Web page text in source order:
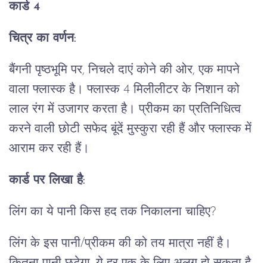
कार्ड 4
चित्र का वर्णन:
बैंगनी पृष्ठभूमि पर, निचले दाएं कोने की ओर, एक मापने
वाला फ्लास्क है। फ्लास्क 4 मिलीलीटर के निशान को
लाल रंग में उजागर करता है। प्रीकम का प्रतिनिधित्व
करने वाली छोटी सफेद बूंदें मुस्कुरा रही हैं और फ्लास्क में
आराम कर रही हैं।
कार्ड पर लिखा है:
लिंग का ये पानी किस हद तक निकालना चाहिए?
लिंग के इस पानी/प्रीकम की को तय मात्रा नहीं है।